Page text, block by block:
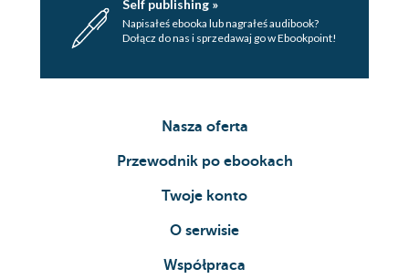
Self publishing »
Napisałeś ebooka lub nagrałeś audibook?
Dołącz do nas i sprzedawaj go w Ebookpoint!
Nasza oferta
Przewodnik po ebookach
Twoje konto
O serwisie
Współpraca